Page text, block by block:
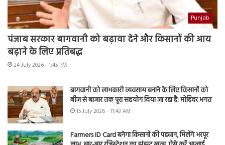
Punjab
पंजाब सरकार बागवानी को बढ़ावा देने और किसानों की आय
बढ़ाने के लिए प्रतिबद्ध
24 July 2026 - 1:45 PM
बागवानी को लाभकारी व्यवसाय बनाने के लिए किसानों को
बीज से बाजार तक पूरा सहयोग दिया जा रहा है: मोहिंदर भगत
15 July 2026 - 11:43 AM
Farmers ID Card बनेगा किसानों की पहचान, मिलेंगे भरपूर